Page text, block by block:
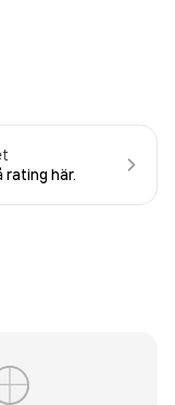
rating här.